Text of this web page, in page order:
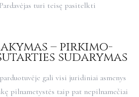
turi teisę pasitelkti
– pirkimo-
sudarymas
gali visi juridiniai asmenys
pilnametystės taip pat nepilnamečiai